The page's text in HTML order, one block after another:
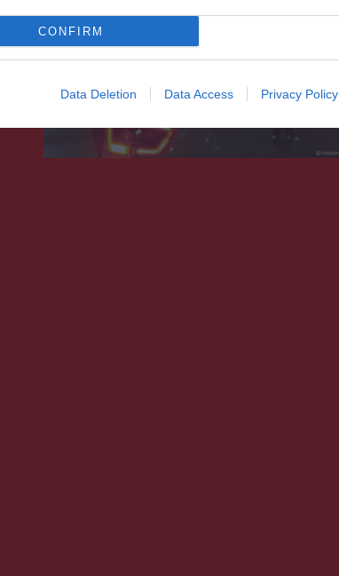
CONFIRM
Data Deletion Data Access Privacy Policy
Jogosítvány nélküli és ittas
sofőröket szűrtek ki a
forgalomból a rendőrök